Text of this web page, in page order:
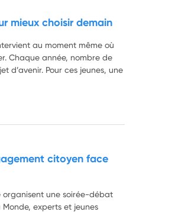
mieux choisir demain
au moment même où
Chaque année, nombre de
d’avenir. Pour ces jeunes, une
citoyen face
organisent une soirée-débat
experts et jeunes